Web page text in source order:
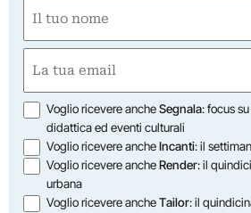
(Obbligatorio)
Nome
(Obbligatorio)
Opzioni
Voglio ricevere ancheSegnala: focus
didattica ed eventi culturali
Voglio ricevere ancheIncanti: il
Voglio ricevere ancheRender: il
urbana
Voglio ricevere ancheTailor: il